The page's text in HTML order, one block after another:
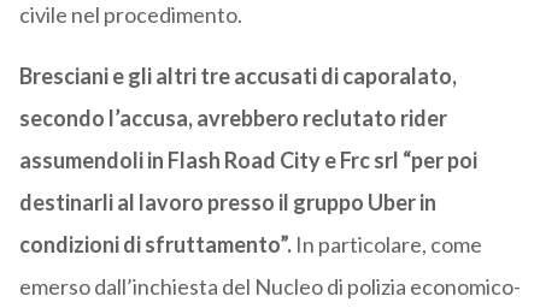
civile nel procedimento.
Bresciani e gli altri tre accusati di caporalato,
secondo l’accusa, avrebbero reclutato rider
assumendoli in Flash Road City e Frc srl “per poi
destinarli al lavoro presso il gruppo Uber in
condizioni di sfruttamento”.In particolare, come
emerso dall’inchiesta del Nucleo di polizia economico-